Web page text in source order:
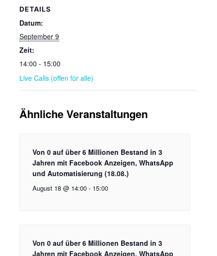
DETAILS
Datum:
September 9
Zeit:
14:00 - 15:00
Live Calls (offen für alle)
Ähnliche Veranstaltungen
Von 0 auf über 6 Millionen Bestand in 3
Jahren mit Facebook Anzeigen, WhatsApp
und Automatisierung (18.08.)
August 18 @ 14:00 - 15:00
Von 0 auf über 6 Millionen Bestand in 3
Jahren mit Facebook Anzeigen, WhatsApp